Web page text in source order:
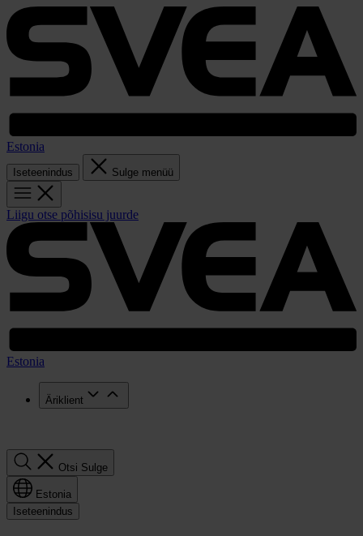
Estonia
Iseteenindus Sulge menüü
Liigu otse põhisisu juurde
Estonia
Äriklient
Otsi Sulge
Estonia
Iseteenindus